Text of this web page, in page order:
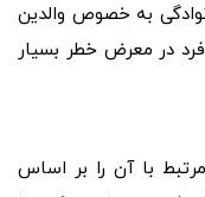
به خصوص والدین
فرد در معرض خطر بسیار
با آن را بر اساس